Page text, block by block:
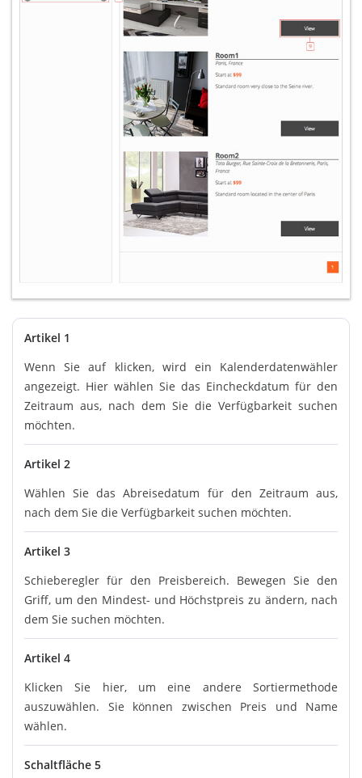
Artikel 1
Wenn Sie auf klicken, wird ein Kalenderdatenwähler
angezeigt. Hier wählen Sie das Eincheckdatum für den
Zeitraum aus, nach dem Sie die Verfügbarkeit suchen
möchten.
Artikel 2
Wählen Sie das Abreisedatum für den Zeitraum aus,
nach dem Sie die Verfügbarkeit suchen möchten.
Artikel 3
Schieberegler für den Preisbereich. Bewegen Sie den
Griff, um den Mindest- und Höchstpreis zu ändern, nach
dem Sie suchen möchten.
Artikel 4
Klicken Sie hier, um eine andere Sortiermethode
auszuwählen. Sie können zwischen Preis und Name
wählen.
Schaltfläche 5